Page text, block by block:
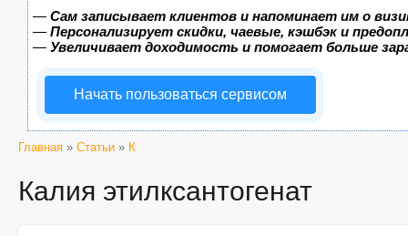
— Сам записывает клиентов и напоминает им о
— Персонализирует скидки, чаевые, кэшбэк и
— Увеличивает доходимость и помогает больше
Начать пользоваться сервисом
Главная » Статьи » К
Калия этилксантогенат